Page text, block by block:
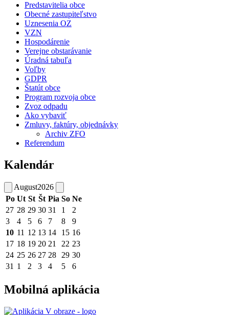
Predstavitelia obce
Obecné zastupiteľstvo
Uznesenia OZ
VZN
Hospodárenie
Verejne obstarávanie
Úradná tabuľa
Voľby
GDPR
Štatút obce
Program rozvoja obce
Zvoz odpadu
Ako vybaviť
Zmluvy, faktúry, objednávky
Archiv ZFO
Referendum
Kalendár
August2026
Po Ut St Št Pia So Ne
27 28 29 30 31 1
2
3
4 5 6 7 8
9
10 11 12 13 14 15 16
17 18 19 20 21 22 23
24 25 26 27 28 29 30
31 1 2 3 4 5 6
Mobilná aplikácia